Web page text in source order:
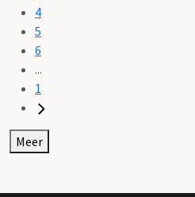
4
5
6
...
1
Meer